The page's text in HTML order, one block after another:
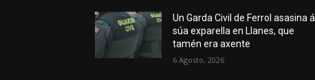
Un Garda Civil de Ferrol asasina á
súa exparella en Llanes, que
tamén era axente
6 Agosto, 2026